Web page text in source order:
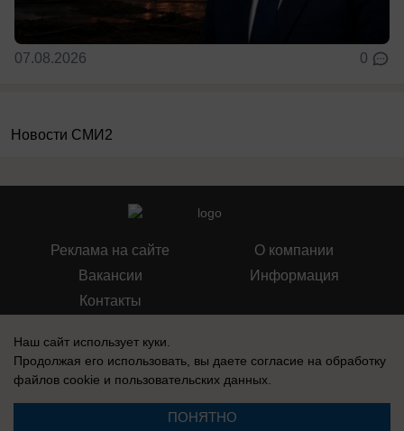
07.08.2026 0
Новости СМИ2
Реклама на сайте
Вакансии
Контакты
О компании
Информация
Федеральной службой по надзору в сфере связи, информационных
технологий и массовых коммуникаций (Роскомнадзор) 19 июля 2019 г.
Наш сайт использует куки.
Продолжая его использовать, вы даете согласие на обработку
файлов cookie и пользовательских данных.
ПОНЯТНО